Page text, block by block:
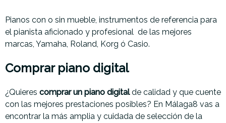
Pianos con o sin mueble, instrumentos de referencia para
el pianista aficionado y profesional de las mejores
marcas, Yamaha, Roland, Korg ó Casio.
Comprar piano digital
¿Quieres comprar un piano digitalde calidad y que cuente
con las mejores prestaciones posibles? En Málaga8 vas a
encontrar la más amplia y cuidada de selección de la